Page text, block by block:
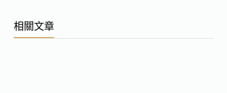
相關文章